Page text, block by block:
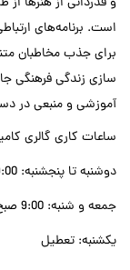
است. برنامه‌های
برای جذب مخاطبان
سازی زندگی فرهنگی
آموزشی و منبعی در
ساعات کاری گالری
دوشنبه تا پنجشنبه: 9:00 صبح تا 8:00 شب
جمعه و شنبه: 9:00 صبح تا 5:00 عصر
یکشنبه: تعطیل